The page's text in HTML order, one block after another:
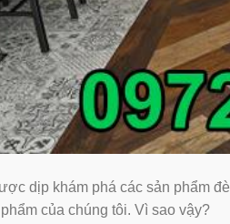
dịp khám phá các sản phẩm
của chúng tôi. Vì sao vậy?